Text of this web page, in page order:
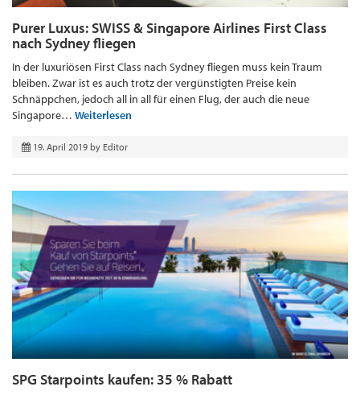
Purer Luxus: SWISS & Singapore Airlines First Class
nach Sydney fliegen
In der luxuriösen First Class nach Sydney fliegen muss kein Traum
bleiben. Zwar ist es auch trotz der vergünstigten Preise kein
Schnäppchen, jedoch all in all für einen Flug, der auch die neue
Singapore… Weiterlesen
19. April 2019 by Editor
SPG Starpoints kaufen: 35 % Rabatt